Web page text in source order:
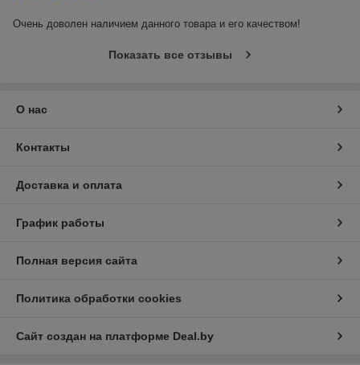
Очень доволен наличием данного товара и его качеством!
Показать все отзывы
О нас
Контакты
Доставка и оплата
График работы
Полная версия сайта
Политика обработки cookies
Сайт создан на платформе Deal.by